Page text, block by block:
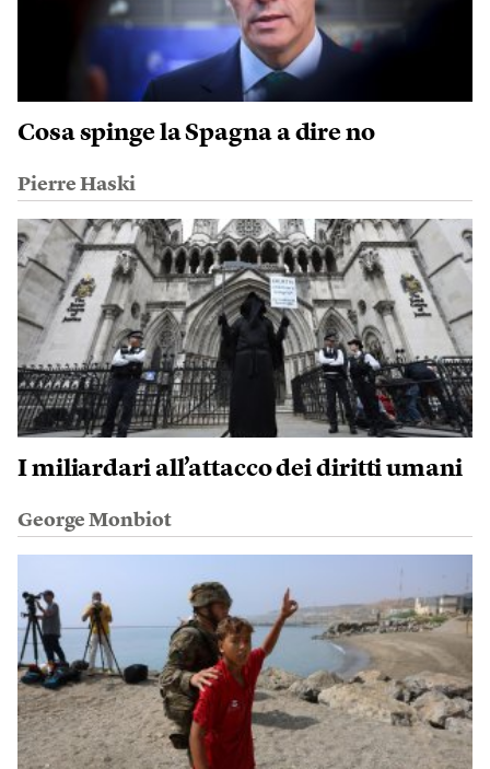
Cosa spinge la Spagna a dire no
Pierre Haski
I miliardari all’attacco dei diritti umani
George Monbiot